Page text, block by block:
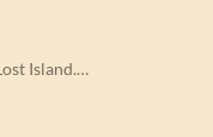
Island.…